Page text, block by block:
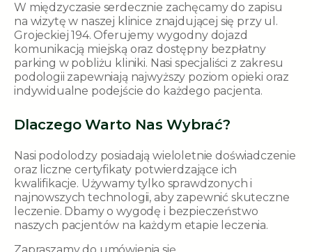
W międzyczasie serdecznie zachęcamy do zapisu
na wizytę w naszej klinice znajdującej się przy ul.
Grojeckiej 194. Oferujemy wygodny dojazd
komunikacją miejską oraz dostępny bezpłatny
parking w pobliżu kliniki. Nasi specjaliści z zakresu
podologii zapewniają najwyższy poziom opieki oraz
indywidualne podejście do każdego pacjenta.
Dlaczego Warto Nas Wybrać?
Nasi podolodzy posiadają wieloletnie doświadczenie
oraz liczne certyfikaty potwierdzające ich
kwalifikacje. Używamy tylko sprawdzonych i
najnowszych technologii, aby zapewnić skuteczne
leczenie. Dbamy o wygodę i bezpieczeństwo
naszych pacjentów na każdym etapie leczenia.